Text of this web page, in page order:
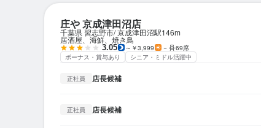
庄や 京成津田沼店
千葉県 習志野市 京成津田沼駅146m
居酒屋、海鮮、焼き鳥
3.05 ～￥3,999 －
69席
ボーナス・賞与あり
シニア・ミドル活躍中
正社員 店長候補
正社員 店長候補